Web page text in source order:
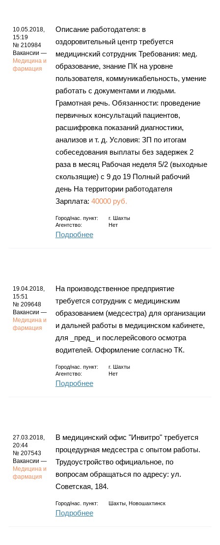
10.05.2018,
15:19
№ 210984
Вакансии —
Медицина и
фармация
Описание работодателя: в
оздоровительный центр требуется
медицинский сотрудник Требования: мед.
образование, знание ПК на уровне
пользователя, коммуникабельность, умение
работать с документами и людьми.
Грамотная речь. Обязанности: проведение
первичных консультаций пациентов,
расшифровка показаний диагностики,
анализов и т. д. Условия: ЗП по итогам
собеседования выплаты без задержек 2
раза в месяц Рабочая неделя 5/2 (выходные
скользящие) с 9 до 19 Полный рабочий
день На территории работодателя
Зарплата: 40000 руб.
Город/нас. пункт: г.
Шахты
Агентство:
Нет
Подробнее
19.04.2018,
15:51
№ 209648
Вакансии —
Медицина и
фармация
На производственное предприятие
требуется сотрудник с медицинским
образованием (медсестра) для организации
и дальней работы в медицинском кабинете,
для _пред_ и послерейсового осмотра
водителей. Оформление согласно ТК.
Город/нас. пункт: г.
Шахты
Агентство:
Нет
Подробнее
27.03.2018,
20:44
№ 207543
Вакансии —
Медицина и
фармация
В медицинский офис "Инвитро" требуется
процедурная медсестра с опытом работы.
Трудоустройство официальное, по
вопросам обращаться по адресу: ул.
Советская, 184.
Город/нас. пункт: Шахты, Новошахтинск
Подробнее